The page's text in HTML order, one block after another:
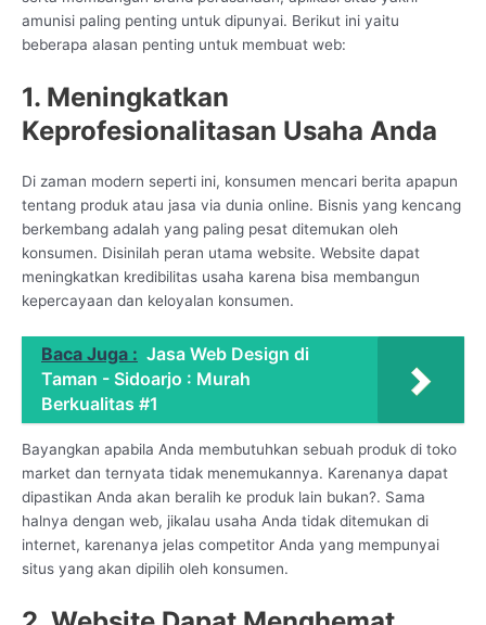
amunisi paling penting untuk dipunyai. Berikut ini yaitu
beberapa alasan penting untuk membuat web:
1. Meningkatkan
Keprofesionalitasan Usaha Anda
Di zaman modern seperti ini, konsumen mencari berita apapun
tentang produk atau jasa via dunia online. Bisnis yang kencang
berkembang adalah yang paling pesat ditemukan oleh
konsumen. Disinilah peran utama website. Website dapat
meningkatkan kredibilitas usaha karena bisa membangun
kepercayaan dan keloyalan konsumen.
Baca Juga : Jasa Web Design di
Taman - Sidoarjo : Murah
Berkualitas #1
Bayangkan apabila Anda membutuhkan sebuah produk di toko
market dan ternyata tidak menemukannya. Karenanya dapat
dipastikan Anda akan beralih ke produk lain bukan?. Sama
halnya dengan web, jikalau usaha Anda tidak ditemukan di
internet, karenanya jelas competitor Anda yang mempunyai
situs yang akan dipilih oleh konsumen.